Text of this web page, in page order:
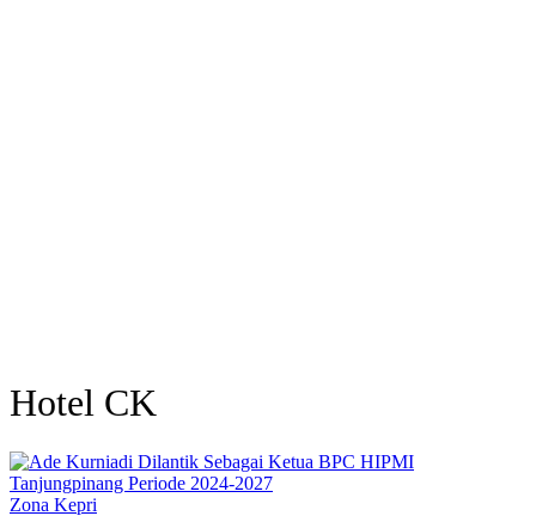
Hotel CK
Zona Kepri